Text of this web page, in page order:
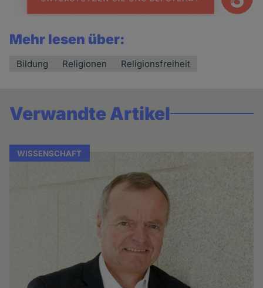
Mehr lesen über:
Bildung Religionen Religionsfreiheit
Verwandte Artikel
WISSENSCHAFT